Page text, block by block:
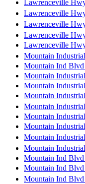
Lawrenceville
Lawrenceville
Lawrenceville
Lawrenceville
Lawrenceville
Mountain
Mountain Ind Blvd
Mountain
Mountain
Mountain
Mountain
Mountain
Mountain
Mountain
Mountain
Mountain Ind
Mountain Ind
Mountain Ind